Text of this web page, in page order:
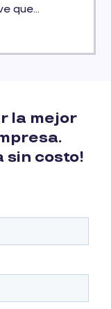
que
beneficios
ámbito
la mejor
sin costo!​